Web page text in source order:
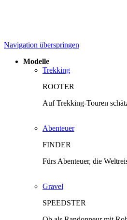
Navigation überspringen
Modelle
Trekking
ROOTER
Auf Trekking-Touren
Abenteuer
FINDER
Fürs Abenteuer, die
Gravel
SPEEDSTER